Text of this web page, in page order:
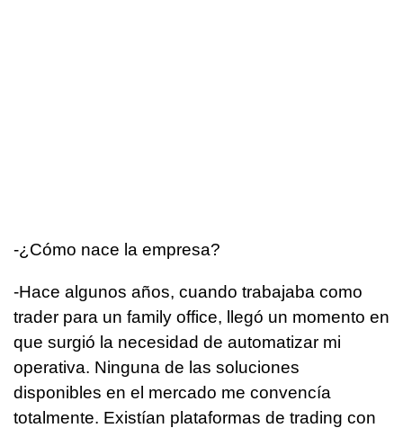
-¿Cómo nace la empresa?
-Hace algunos años, cuando trabajaba como
trader para un family office, llegó un momento en
que surgió la necesidad de automatizar mi
operativa. Ninguna de las soluciones
disponibles en el mercado me convencía
totalmente. Existían plataformas de trading con